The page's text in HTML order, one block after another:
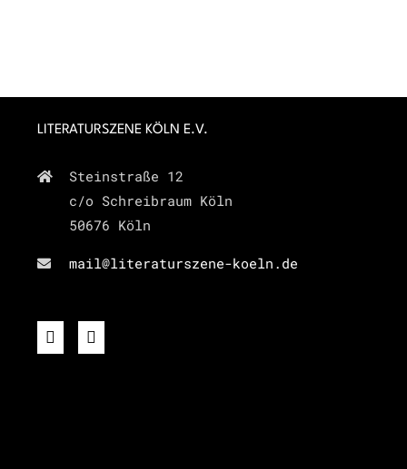
LITERATURSZENE KÖLN E.V.
Steinstraße 12
c/o Schreibraum Köln
50676 Köln
mail@literaturszene-koeln.de